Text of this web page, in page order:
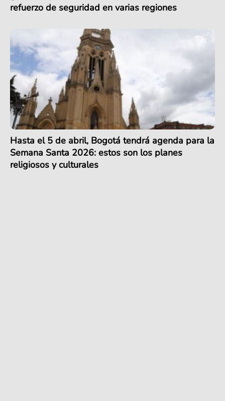
refuerzo de seguridad en varias regiones
Hasta el 5 de abril, Bogotá tendrá agenda para la
Semana Santa 2026: estos son los planes
religiosos y culturales